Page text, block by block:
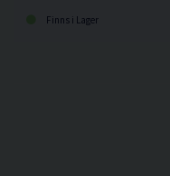
Finns i Lager